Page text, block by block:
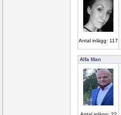
Antal inlägg: 117
Alfa Man